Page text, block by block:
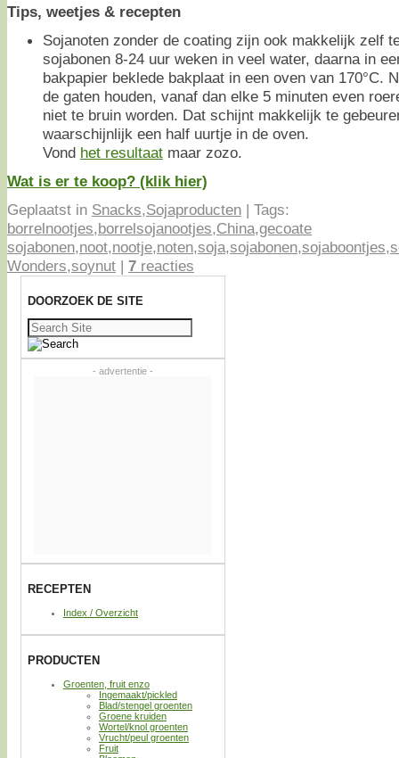
Tips, weetjes & recepten
Sojanoten zonder de coating zijn ook makkelijk zelf
sojabonen 8-24 uur weken in veel water, daarna in
bakpapier beklede bakplaat in een oven van 170°C.
de gaten houden, vanaf dan elke 5 minuten even
niet te bruin worden. Dat schijnt makkelijk te
waarschijnlijk een half uurtje in de oven.
Vond het resultaat maar zozo.
Wat is er te koop? (klik hier)
Geplaatst in Snacks,Sojaproducten | Tags:
borrelnootjes,borrelsojanootjes,China,gecoate
sojabonen,noot,nootje,noten,soja,sojabonen,sojaboontjes,
Wonders,soynut | 7 reacties
DOORZOEK DE SITE
Zoeken
naar:
- advertentie -
RECEPTEN
Index / Overzicht
PRODUCTEN
Groenten, fruit enzo
Ingemaakt/pickled
Blad/stengel groenten
Groene kruiden
Wortel/knol groenten
Vrucht/peul groenten
Fruit